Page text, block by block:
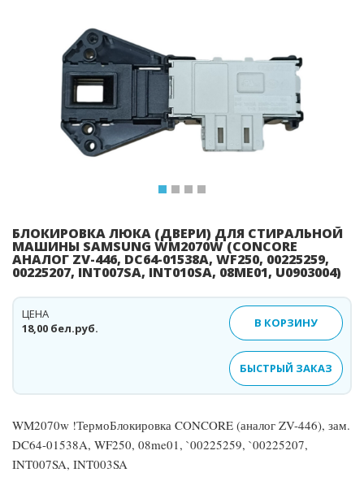
Previous
БЛОКИРОВКА ЛЮКА (ДВЕРИ) ДЛЯ СТИРАЛЬНОЙ
МАШИНЫ SAMSUNG WM2070W (CONCORE
АНАЛОГ ZV-446, DC64-01538A, WF250, 00225259,
00225207, INT007SA, INT010SA, 08ME01, U0903004)
18,00 бел.руб.
ЦЕНА
В КОРЗИНУ
БЫСТРЫЙ ЗАКАЗ
WM2070w !ТермоБлокировка CONCORE (аналог ZV-446), зам.
DC64-01538A, WF250, 08me01, `00225259, `00225207,
INT007SA, INT003SA